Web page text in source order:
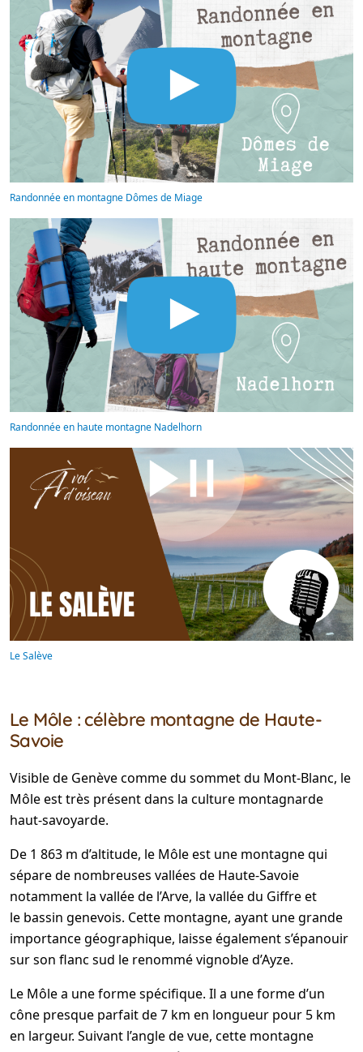
Randonnée en montagne Dômes de Miage
Randonnée en haute montagne Nadelhorn
Le Salève
Le Môle : célèbre montagne de Haute-
Savoie
Visible de Genève comme du sommet du Mont-Blanc, le
Môle est très présent dans la culture montagnarde
haut-savoyarde.
De 1 863 m d’altitude, le Môle est une montagne qui
sépare de nombreuses vallées de Haute-Savoie
notamment la vallée de l’Arve, la vallée du Giffre et
le bassin genevois. Cette montagne, ayant une grande
importance géographique, laisse également s’épanouir
sur son flanc sud le renommé vignoble d’Ayze.
Le Môle a une forme spécifique. Il a une forme d’un
cône presque parfait de 7 km en longueur pour 5 km
en largeur. Suivant l’angle de vue, cette montagne